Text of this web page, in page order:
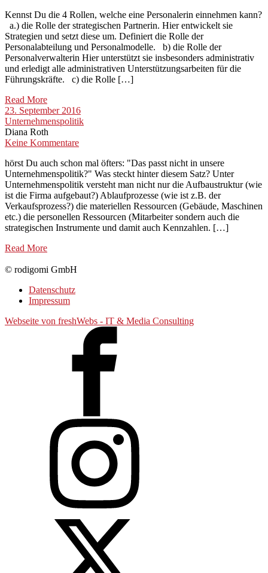
Kennst Du die 4 Rollen, welche eine Personalerin einnehmen kann?
a.) die Rolle der strategischen Partnerin. Hier entwickelt sie
Strategien und setzt diese um. Definiert die Rolle der
Personalabteilung und Personalmodelle. b) die Rolle der
Personalverwalterin Hier unterstützt sie insbesonders administrativ
und erledigt alle administrativen Unterstützungsarbeiten für die
Führungskräfte. c) die Rolle […]
Read More
23. September 2016
Unternehmenspolitik
Diana Roth
Keine Kommentare
hörst Du auch schon mal öfters: "Das passt nicht in unsere
Unternehmenspolitik?" Was steckt hinter diesem Satz? Unter
Unternehmenspolitik versteht man nicht nur die Aufbaustruktur (wie
ist die Firma aufgebaut?) Ablaufprozesse (wie ist z.B. der
Verkaufsprozess?) die materiellen Ressourcen (Gebäude, Maschinen
etc.) die personellen Ressourcen (Mitarbeiter sondern auch die
strategischen Instrumente und damit auch Kennzahlen. […]
Read More
© rodigomi GmbH
Datenschutz
Impressum
Webseite von freshWebs - IT & Media Consulting